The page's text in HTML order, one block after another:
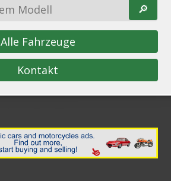
🔎︎
Alle Fahrzeuge
Kontakt